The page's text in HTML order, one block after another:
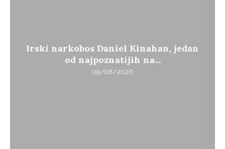
Irski narkobos Daniel Kinahan, jedan
od najpoznatijih na...
09/08/2026